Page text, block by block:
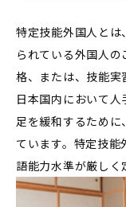
特定技能外国人とは
られている外国人
格、または、技能実
日本国内において
足を緩和するため
ています。特定技
語能力水準が厳しく